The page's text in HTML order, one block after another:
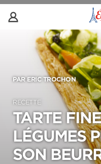
PAR ERIC TROCHON
RECETTE
TARTE
LÉGUMES
SON